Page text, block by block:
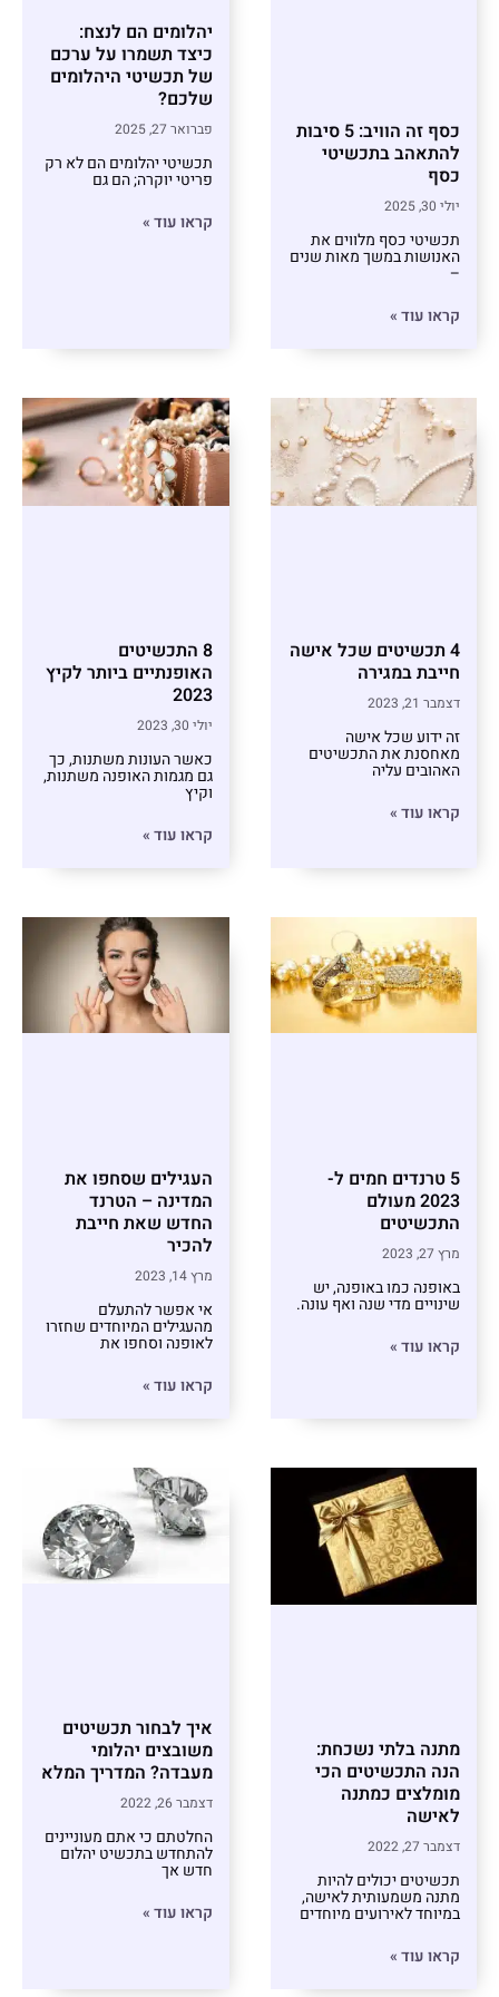
כסף זה הוויב: 5 סיבות
להתאהב בתכשיטי
כסף
יולי 30, 2025
תכשיטי כסף מלווים את
האנושות במשך מאות שנים
–
קראו עוד »
יהלומים הם לנצח:
כיצד תשמרו על ערכם
של תכשיטי היהלומים
שלכם?
פברואר 27, 2025
תכשיטי יהלומים הם לא רק
פריטי יוקרה; הם גם
קראו עוד »
4 תכשיטים שכל אישה
חייבת במגירה
דצמבר 21, 2023
זה ידוע שכל אישה
מאחסנת את התכשיטים
האהובים עליה
קראו עוד »
8 התכשיטים
האופנתיים ביותר לקיץ
2023
יולי 30, 2023
כאשר העונות משתנות, כך
גם מגמות האופנה משתנות,
וקיץ
קראו עוד »
5 טרנדים חמים ל-
2023 מעולם
התכשיטים
מרץ 27, 2023
באופנה כמו באופנה, יש
שינויים מדי שנה ואף עונה.
קראו עוד »
העגילים שסחפו את
המדינה – הטרנד
החדש שאת חייבת
להכיר
מרץ 14, 2023
אי אפשר להתעלם
מהעגילים המיוחדים שחזרו
לאופנה וסחפו את
קראו עוד »
מתנה בלתי נשכחת:
הנה התכשיטים הכי
מומלצים כמתנה
לאישה
דצמבר 27, 2022
תכשיטים יכולים להיות
מתנה משמעותית לאישה,
במיוחד לאירועים מיוחדים
קראו עוד »
איך לבחור תכשיטים
משובצים יהלומי
מעבדה? המדריך המלא
דצמבר 26, 2022
החלטתם כי אתם מעוניינים
להתחדש בתכשיט יהלום
חדש אך
קראו עוד »